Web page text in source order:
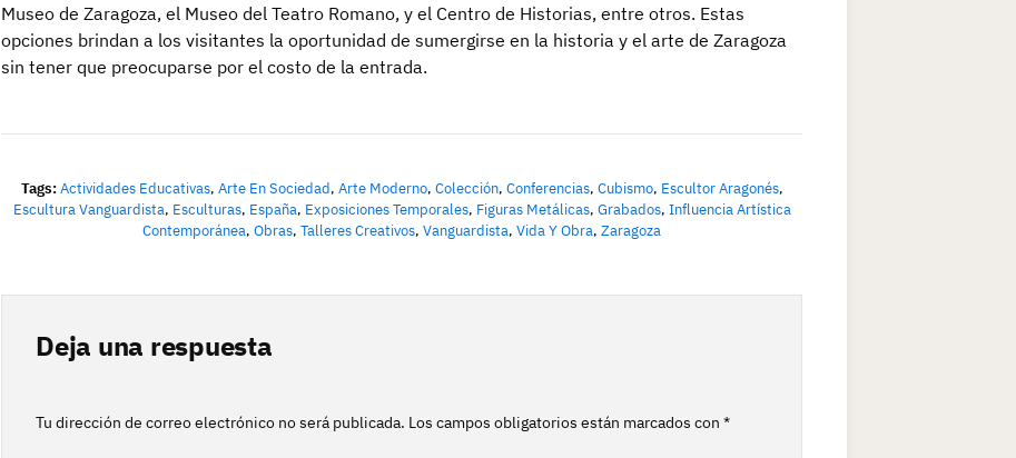
Museo de Zaragoza, el Museo del Teatro Romano, y el Centro de Historias, entre otros. Estas
opciones brindan a los visitantes la oportunidad de sumergirse en la historia y el arte de Zaragoza
sin tener que preocuparse por el costo de la entrada.
Tags: Actividades Educativas, Arte En Sociedad, Arte Moderno, Colección, Conferencias, Cubismo, Escultor Aragonés,
Escultura Vanguardista, Esculturas, España, Exposiciones Temporales, Figuras Metálicas, Grabados, Influencia Artística
Contemporánea, Obras, Talleres Creativos, Vanguardista, Vida Y Obra, Zaragoza
Deja una respuesta
Tu dirección de correo electrónico no será publicada. Los campos obligatorios están marcados con *